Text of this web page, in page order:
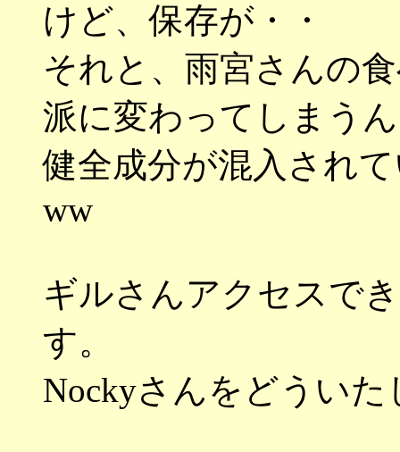
けど、保存が・・
それと、雨宮さんの
派に変わってしまう
健全成分が混入され
ww
ギルさんアクセスで
す。
Nockyさんをどういた